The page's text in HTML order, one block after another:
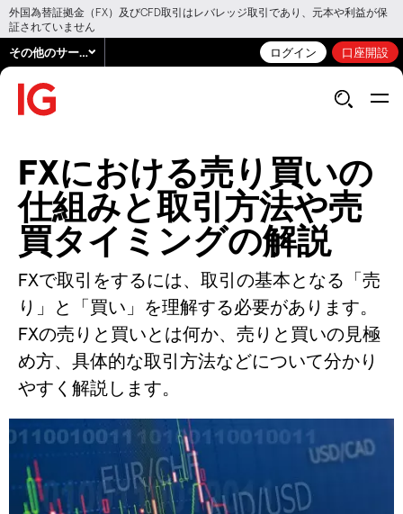
外国為替証拠金（FX）及びCFD取引はレバレッジ取引であり、元本や利益が保
証されていません
その他のサービス ログイン 口座開設
FXにおける売り買いの
仕組みと取引方法や売
買タイミングの解説
FXで取引をするには、取引の基本となる「売
り」と「買い」を理解する必要があります。
FXの売りと買いとは何か、売りと買いの見極
め方、具体的な取引方法などについて分かり
やすく解説します。